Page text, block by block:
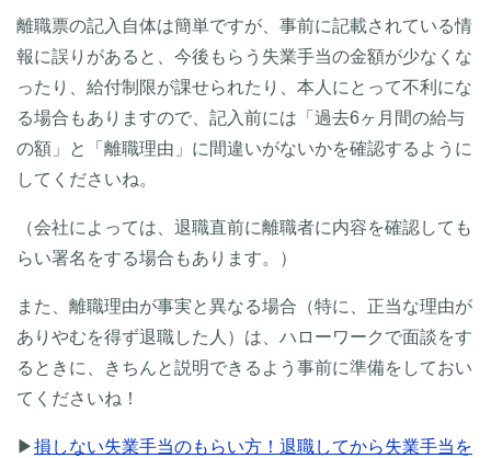
離職票の記入自体は簡単ですが、事前に記載されている情
報に誤りがあると、今後もらう失業手当の金額が少なくな
ったり、給付制限が課せられたり、本人にとって不利にな
る場合もありますので、記入前には「過去6ヶ月間の給与
の額」と「離職理由」に間違いがないかを確認するように
してくださいね。
（会社によっては、退職直前に離職者に内容を確認しても
らい署名をする場合もあります。）
また、離職理由が事実と異なる場合（特に、正当な理由が
ありやむを得ず退職した人）は、ハローワークで面談をす
るときに、きちんと説明できるよう事前に準備をしておい
てくださいね！
▶損しない失業手当のもらい方！退職してから失業手当を